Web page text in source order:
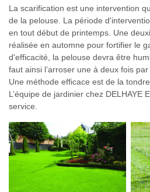
La scarification est une intervention
de la pelouse. La période
en tout début de printemps. Une
réalisée en automne pour fortifier le
d'efficacité, la pelouse devra être
faut ainsi l’arroser une à deux fois
Une méthode efficace est de la
L’équipe de jardinier chez DELHAYE
service.